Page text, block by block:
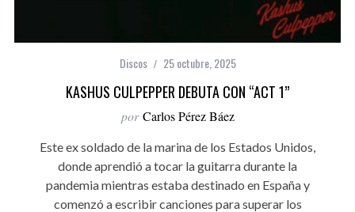
Discos 25 octubre, 2025
KASHUS CULPEPPER DEBUTA CON “ACT 1”
por Carlos Pérez Báez
Este ex soldado de la marina de los Estados Unidos,
donde aprendió a tocar la guitarra durante la
pandemia mientras estaba destinado en España y
comenzó a escribir canciones para superar los